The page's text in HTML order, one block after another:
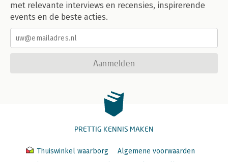
met relevante interviews en recensies, inspirerende
events en de beste acties.
Aanmelden
PRETTIG KENNIS MAKEN
Thuiswinkel waarborg
Algemene voorwaarden